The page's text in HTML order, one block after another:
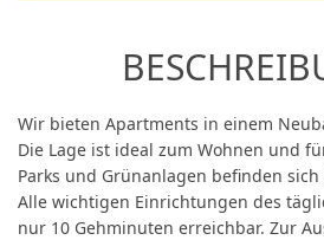
Wir bieten Apartments in einem
Die Lage ist ideal zum Wohnen und
Parks und Grünanlagen befinden
Alle wichtigen Einrichtungen des
nur 10 Gehminuten erreichbar. Zur